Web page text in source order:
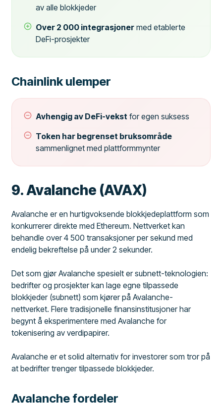
av alle blokkjeder
Over 2 000 integrasjoner med etablerte
DeFi-prosjekter
Chainlink ulemper
Avhengig av DeFi-vekst for egen suksess
Token har begrenset bruksområde
sammenlignet med plattformmynter
9. Avalanche (AVAX)
Avalanche er en hurtigvoksende blokkjedeplattform som
konkurrerer direkte med Ethereum. Nettverket kan
behandle over 4 500 transaksjoner per sekund med
endelig bekreftelse på under 2 sekunder.
Det som gjør Avalanche spesielt er subnett-teknologien:
bedrifter og prosjekter kan lage egne tilpassede
blokkjeder (subnett) som kjører på Avalanche-
nettverket. Flere tradisjonelle finansinstitusjoner har
begynt å eksperimentere med Avalanche for
tokenisering av verdipapirer.
Avalanche er et solid alternativ for investorer som tror på
at bedrifter trenger tilpassede blokkjeder.
Avalanche fordeler